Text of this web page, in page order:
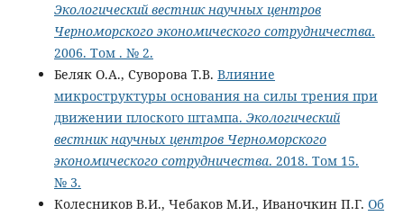
Экологический вестник научных центров
Черноморского экономического сотрудничества.
2006. Том . № 2.
Беляк О.А., Суворова Т.В. Влияние
микроструктуры основания на силы трения при
движении плоского штампа. Экологический
вестник научных центров Черноморского
экономического сотрудничества. 2018. Том 15.
№ 3.
Колесников В.И., Чебаков М.И., Иваночкин П.Г. Об